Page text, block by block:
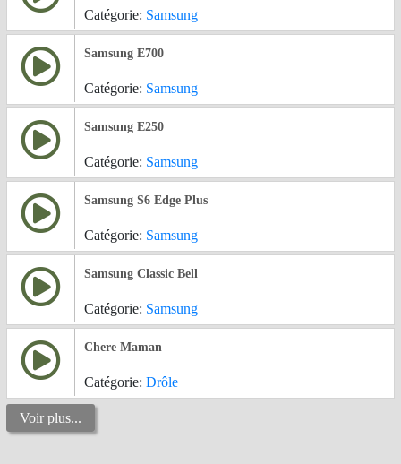
Catégorie: Samsung
Samsung E700
Catégorie: Samsung
Samsung E250
Catégorie: Samsung
Samsung S6 Edge Plus
Catégorie: Samsung
Samsung Classic Bell
Catégorie: Samsung
Chere Maman
Catégorie: Drôle
Voir plus...